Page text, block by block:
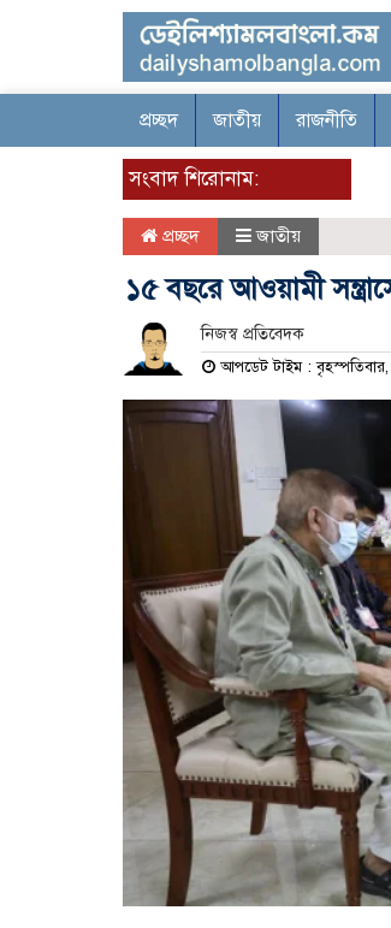
প্রচ্ছদ জাতীয় রাজনীতি
সংবাদ শিরোনাম:
প্রচ্ছদ জাতীয়
১৫ বছরে আওয়ামী
নিজস্ব প্রতিবেদক
আপডেট টাইম :